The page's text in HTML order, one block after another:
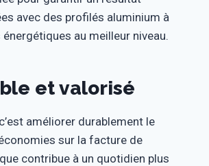
avec des profilés aluminium à
au meilleur niveau.
et valorisé
améliorer durablement le
sur la facture de
contribue à un quotidien plus